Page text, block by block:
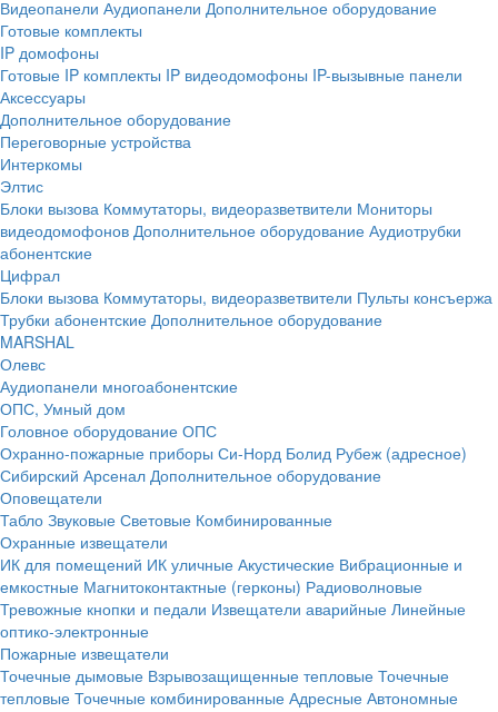
Видеопанели Аудиопанели Дополнительное оборудование
Готовые комплекты
IP домофоны
Готовые IP комплекты IP видеодомофоны IP-вызывные панели
Аксессуары
Дополнительное оборудование
Переговорные устройства
Интеркомы
Элтис
Блоки вызова Коммутаторы, видеоразветвители Мониторы
видеодомофонов Дополнительное оборудование Аудиотрубки
абонентские
Цифрал
Блоки вызова Коммутаторы, видеоразветвители Пульты консъержа
Трубки абонентские Дополнительное оборудование
MARSHAL
Олевс
Аудиопанели многоабонентские
ОПС, Умный дом
Головное оборудование ОПС
Охранно-пожарные приборы Си-Норд Болид Рубеж (адресное)
Сибирский Арсенал Дополнительное оборудование
Оповещатели
Табло Звуковые Световые Комбинированные
Охранные извещатели
ИК для помещений ИК уличные Акустические Вибрационные и
емкостные Магнитоконтактные (герконы) Радиоволновые
Тревожные кнопки и педали Извещатели аварийные Линейные
оптико-электронные
Пожарные извещатели
Точечные дымовые Взрывозащищенные тепловые Точечные
тепловые Точечные комбинированные Адресные Автономные